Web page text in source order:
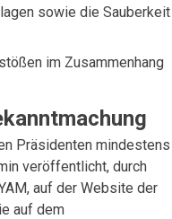
sowie die Sauberkeit
im Zusammenhang
Präsidenten mindestens
veröffentlicht, durch
auf der Website der
auf dem